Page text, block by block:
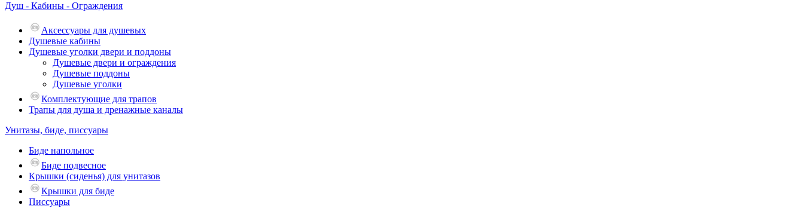
Душ - Кабины - Ограждения
Аксессуары для душевых
Душевые кабины
Душевые уголки двери и поддоны
Душевые двери и ограждения
Душевые поддоны
Душевые уголки
Комплектующие для трапов
Трапы для душа и дренажные каналы
Унитазы, биде, писсуары
Биде напольное
Биде подвесное
Крышки (сиденья) для унитазов
Крышки для биде
Писсуары